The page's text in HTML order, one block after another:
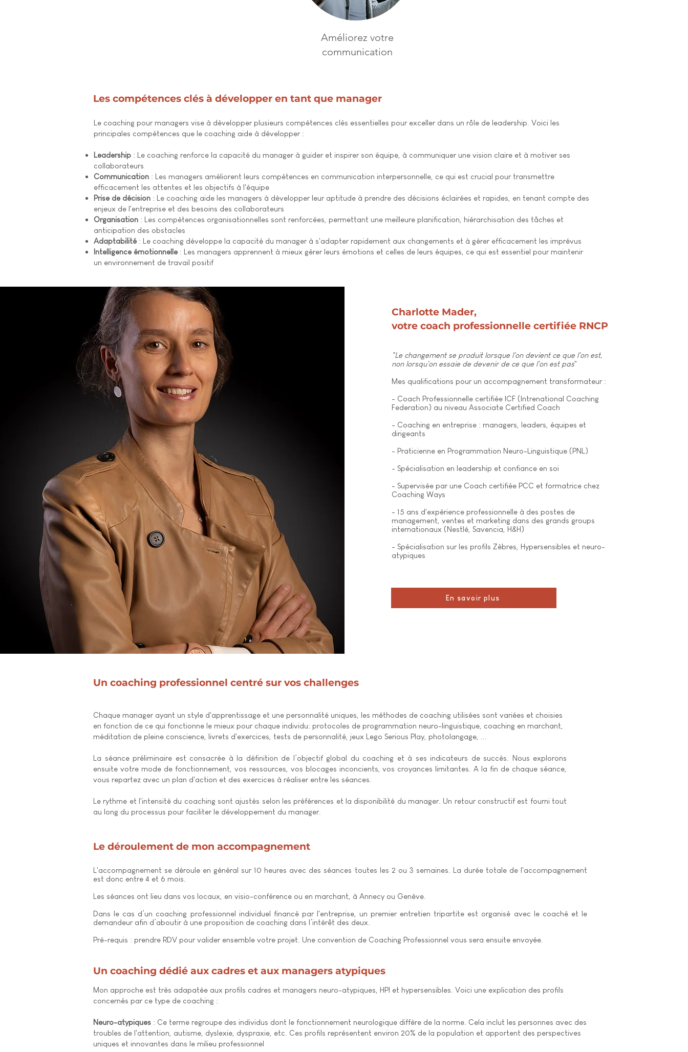
Améliorez votre
communication
Les compétences clés à développer en tant que manager
Le coaching pour managers vise à développer plusieurs compétences clés essentielles pour exceller dans un rôle de leadership. Voici les
principales compétences que le coaching aide à développer :
Leadership : Le coaching renforce la capacité du manager à guider et inspirer son équipe, à communiquer une vision claire et à motiver ses
collaborateurs
Communication : Les managers améliorent leurs compétences en communication interpersonnelle, ce qui est crucial pour transmettre
efficacement les attentes et les objectifs à l'équipe
Prise de décision : Le coaching aide les managers à développer leur aptitude à prendre des décisions éclairées et rapides, en tenant compte des
enjeux de l'entreprise et des besoins des collaborateurs
Organisation : Les compétences organisationnelles sont renforcées, permettant une meilleure planification, hiérarchisation des tâches et
anticipation des obstacles
Adaptabilité : Le coaching développe la capacité du manager à s'adapter rapidement aux changements et à gérer efficacement les imprévus
Intelligence émotionnelle : Les managers apprennent à mieux gérer leurs émotions et celles de leurs équipes, ce qui est essentiel pour maintenir
un environnement de travail positif
Charlotte Mader,
votre coach professionnelle certifiée RNCP
Empower
Growth
"Le changement se produit lorsque l'on devient ce que l'on est,
non lorsqu'on essaie de devenir de ce que l'on est pas"
Mes qualifications pour un accompagnement transformateur :
- Coach Professionnelle certifiée ICF (Intrenational Coaching
Federation) au niveau Associate Certified Coach
- Coaching en entreprise : managers, leaders, équipes et
dirigeants
- Praticienne en Programmation Neuro-Linguistique (PNL)
- Spécialisation en leadership et confiance en soi
- Supervisée par une Coach certifiée PCC et formatrice chez
Coaching Ways
- 15 ans d'expérience professionnelle à des postes de
management, ventes et marketing dans des grands groups
internationaux (Nestlé, Savencia, H&H)
- Spécialisation sur les profils Zèbres, Hypersensibles et neuro-
atypiques
En savoir plus
Un coaching professionnel centré sur vos challenges
Chaque manager ayant un style d'apprentissage et une personnalité uniques, les méthodes de coaching utilisées sont variées et choisies
en fonction de ce qui fonctionne le mieux pour chaque individu: protocoles de programmation neuro-linguistique, coaching en marchant,
méditation de pleine conscience, livrets d'exercices, tests de personnalité, jeux Lego Serious Play, photolangage, ...
La séance préliminaire est consacrée à la définition de l’objectif global du coaching et à ses indicateurs de succès.​ Nous explorons
ensuite votre mode de fonctionnement, vos ressources, vos blocages inconcients, vos croyances limitantes. A la fin de chaque séance,
vous repartez avec un plan d'action et des exercices à réaliser entre les séances.
Le rythme et l'intensité du coaching sont ajustés selon les préférences et la disponibilité du manager​. Un retour constructif est fourni tout
au long du processus pour faciliter le développement du manager.
Le déroulement de mon accompagnement
L'accompagnement se déroule en général sur10 heures avec des séances toutes les 2 ou 3 semaines. La durée totale de l'accompagnement
est donc entre 4 et 6 mois.
Les séances ont lieu dans vos locaux, en visio-conférence ou en marchant, à Annecy ou Genève.
Dans le cas d’un coaching professionnel individuel financé par l'entreprise, un premier entretien tripartite est organisé avec le coaché et le
demandeur afin d’aboutir à une proposition de coaching dans l’intérêt des deux. ​
Pré-requis : prendre RDV pour valider ensemble votre projet. Une convention de Coaching Professionnel vous sera ensuite envoyée.
Un coaching dédié aux cadres et aux managers atypiques
Mon approche est très adapatée aux profils cadres et managers neuro-atypiques, HPI et hypersensibles. Voici une explication des profils
concernés par ce type de coaching :
Neuro-atypiques : Ce terme regroupe des individus dont le fonctionnement neurologique diffère de la norme. Cela inclut les personnes avec des
troubles de l'attention, autisme, dyslexie, dyspraxie, etc. Ces profils représentent environ 20% de la population et apportent des perspectives
uniques et innovantes dans le milieu professionnel